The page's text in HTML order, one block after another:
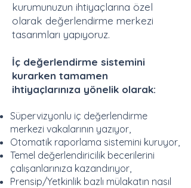
kurumunuzun ihtiyaçlarına özel
olarak değerlendirme merkezi
tasarımları yapıyoruz.
İç değerlendirme sistemini
kurarken tamamen
ihtiyaçlarınıza yönelik olarak:
Süpervizyonlu iç değerlendirme
merkezi vakalarının yazıyor,
Otomatik raporlama sistemini kuruyor,
Temel değerlendiricilik becerilerini
çalışanlarınıza kazandırıyor,
Prensip/Yetkinlik bazlı mülakatın nasıl